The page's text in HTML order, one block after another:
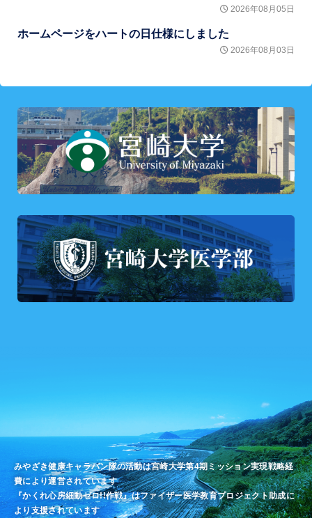
2026年08月05日
ホームページをハートの日仕様にしました
2026年08月03日
みやざき健康キャラバン隊の活動は宮崎大学第4期ミッション実現戦略経
費により運営されています
『かくれ心房細動ゼロ!!作戦』はファイザー医学教育プロジェクト助成に
より支援されています